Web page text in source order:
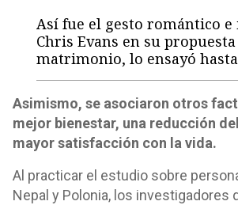
Así fue el gesto romántico e
Chris Evans en su propuesta
matrimonio, lo ensayó
Asimismo, se asociaron otros
mejor bienestar, una reducción
mayor satisfacción con la vida.
Al practicar el estudio sobre
Nepal y Polonia, los investigadores